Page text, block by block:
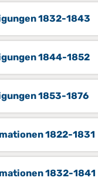
1832-1843
1844-1852
1853-1876
1822-1831
1832-1841